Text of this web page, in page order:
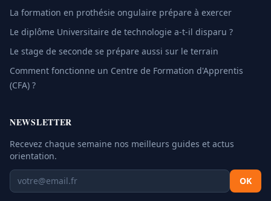
La formation en prothésie ongulaire prépare à exercer
Le diplôme Universitaire de technologie a-t-il disparu ?
Le stage de seconde se prépare aussi sur le terrain
Comment fonctionne un Centre de Formation d'Apprentis
(CFA) ?
NEWSLETTER
Recevez chaque semaine nos meilleurs guides et actus
orientation.
OK